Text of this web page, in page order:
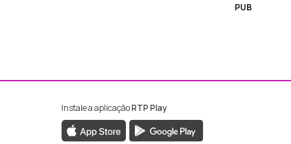
PUB
da RTP Madeira
da RTP Madeira
Instale a aplicaçãoRTP Play